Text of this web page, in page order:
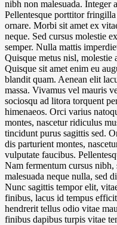
nibh non malesuada. Integer
Pellentesque porttitor
ornare. Morbi sit amet ex
neque. Sed cursus molestie
semper. Nulla mattis
Quisque metus nisl, molestie
Quisque sit amet enim eu
blandit quam. Aenean elit
massa. Vivamus vel mauris
sociosqu ad litora torquent
himenaeos. Orci varius
montes, nascetur ridiculus
tincidunt purus sagittis sed.
dis parturient montes,
vulputate faucibus.
Nam fermentum cursus nibh,
malesuada neque nulla, sed
Nunc sagittis tempor elit,
finibus, lacus id tempus
hendrerit tellus odio vitae
finibus dapibus turpis vitae